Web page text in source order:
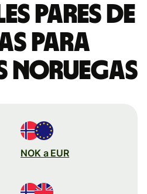
pares de
para
noruegas
NOK a EUR